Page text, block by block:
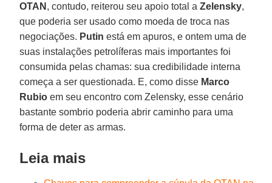
OTAN , contudo, reiterou seu apoio total aZelensky,
que poderia ser usado como moeda de troca nas
negociações. Putin está em apuros, e ontem uma de
suas instalações petrolíferas mais importantes foi
consumida pelas chamas: sua credibilidade interna
começa a ser questionada. E, como disse Marco
Rubio em seu encontro com Zelensky, esse cenário
bastante sombrio poderia abrir caminho para uma
forma de deter as armas.
Leia mais